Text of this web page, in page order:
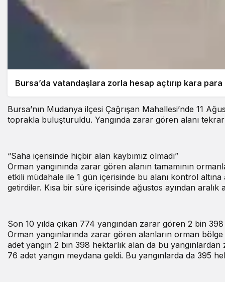
Bursa’da vatandaşlara zorla hesap açtırıp kara para
Bursa’nın Mudanya ilçesi Çağrışan Mahallesi’nde 11
toprakla buluşturuldu. Yangında zarar gören alanı
“Saha içerisinde hiçbir alan kaybımız olmadı”
Orman yangınında zarar gören alanın tamamının
etkili müdahale ile 1 gün içerisinde bu alanı kontrol
getirdiler. Kısa bir süre içerisinde ağustos ayından
Son 10 yılda çıkan 774 yangından zarar gören 2 bin
Orman yangınlarında zarar gören alanların orman
adet yangın 2 bin 398 hektarlık alan da bu
76 adet yangın meydana geldi. Bu yangınlarda da 395